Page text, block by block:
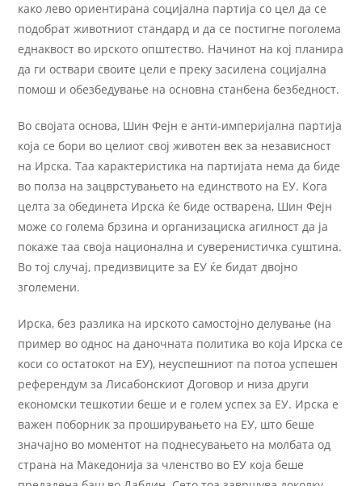
како лево ориентирана социјална партија со цел да се
подобрат животниот стандард и да се постигне поголема
еднаквост во ирското општество. Начинот на кој планира
да ги оствари своите цели е преку засилена социјална
помош и обезбедување на основна станбена безбедност.
Во својата основа, Шин Фејн е анти-империјална партија
која се бори во целиот свој животен век за независност
на Ирска. Таа карактеристика на партијата нема да биде
во полза на зацврстувањето на единството на ЕУ. Кога
целта за обединета Ирска ќе биде остварена, Шин Фејн
може со голема брзина и организациска агилност да ја
покаже таа своја национална и суверенистичка суштина.
Во тој случај, предизвиците за ЕУ ќе бидат двојно
зголемени.
Ирска, без разлика на ирското самостојно делување (на
пример во однос на даночната политика во која Ирска се
коси со остатокот на ЕУ), неуспешниот па потоа успешен
референдум за Лисабонскиот Договор и низа други
економски тешкотии беше и е голем успех за ЕУ. Ирска е
важен поборник за проширувањето на ЕУ, што беше
значајно во моментот на поднесувањето на молбата од
страна на Македонија за членство во ЕУ која беше